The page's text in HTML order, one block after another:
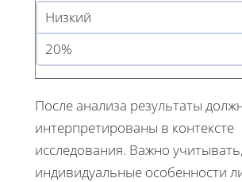
Низкий
20%
После анализа результаты
интерпретированы в контексте
исследования. Важно
индивидуальные особенности